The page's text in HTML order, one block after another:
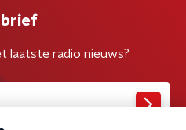
laatste radio nieuws?